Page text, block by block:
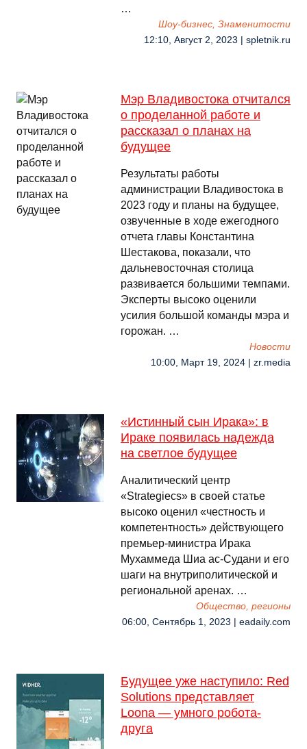
…
Шоу-бизнес, Знаменитости
12:10, Август 2, 2023 | spletnik.ru
Мэр Владивостока отчитался
о проделанной работе и
рассказал о планах на
будущее
Результаты работы
администрации Владивостока в
2023 году и планы на будущее,
озвученные в ходе ежегодного
отчета главы Константина
Шестакова, показали, что
дальневосточная столица
развивается большими темпами.
Эксперты высоко оценили
усилия большой команды мэра и
горожан. …
Новости
10:00, Март 19, 2024 | zr.media
«Истинный сын Ирака»: в
Ираке появилась надежда
на светлое будущее
Аналитический центр
«Strategiecs» в своей статье
высоко оценил «честность и
компетентность» действующего
премьер-министра Ирака
Мухаммеда Шиа ас-Судани и его
шаги на внутриполитической и
региональной аренах. …
Общество, регионы
06:00, Сентябрь 1, 2023 | eadaily.com
Будущее уже наступило: Red
Solutions представляет
Loona — умного робота-
друга